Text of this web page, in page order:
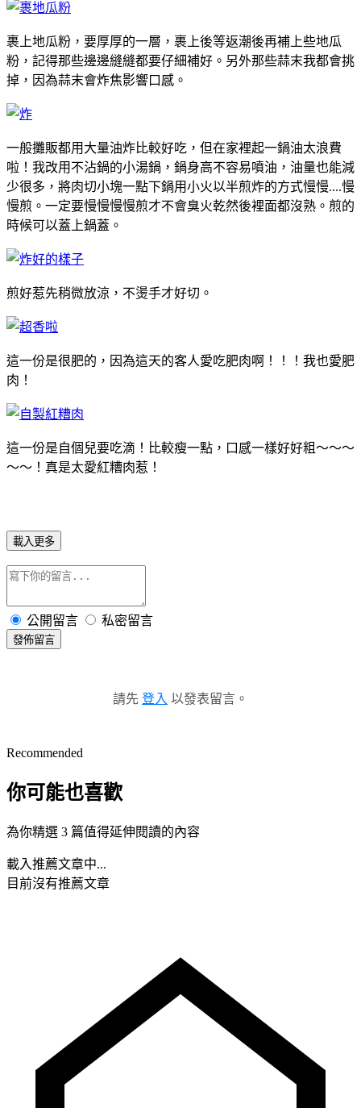
裹上地瓜粉，要厚厚的一層，裹上後等返潮後再補上些地瓜
粉，記得那些邊邊縫縫都要仔細補好。另外那些蒜末我都會挑
掉，因為蒜末會炸焦影響口感。
一般攤販都用大量油炸比較好吃，但在家裡起一鍋油太浪費
啦！我改用不沾鍋的小湯鍋，鍋身高不容易噴油，油量也能減
少很多，將肉切小塊一點下鍋用小火以半煎炸的方式慢慢....慢
慢煎。一定要慢慢慢慢煎才不會臭火乾然後裡面都沒熟。煎的
時候可以蓋上鍋蓋。
煎好惹先稍微放涼，不燙手才好切。
這一份是很肥的，因為這天的客人愛吃肥肉啊！！！我也愛肥
肉！
這一份是自個兒要吃滴！比較瘦一點，口感一樣好好粗～～～
～～！真是太愛紅糟肉惹！
載入更多
公開留言 私密留言
發佈留言
請先 登入 以發表留言。
Recommended
你可能也喜歡
為你精選 3 篇值得延伸閱讀的內容
載入推薦文章中...
目前沒有推薦文章